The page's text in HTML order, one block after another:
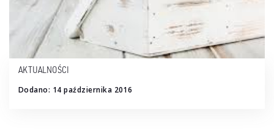
AKTUALNOŚCI
Dodano: 14 października 2016